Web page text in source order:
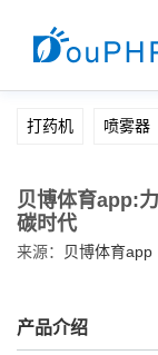
打药机 喷雾器
贝博体育app:
碳时代
来源： 贝博体育app
产品介绍